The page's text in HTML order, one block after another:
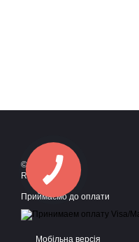
© 2016—2026
Roadstyle
Приймаємо до оплати
Мобільна версія